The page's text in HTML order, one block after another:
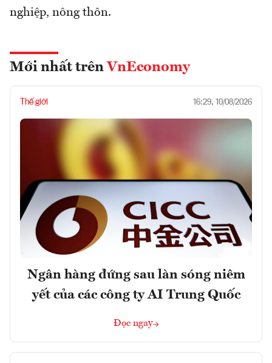
nghiệp, nông thôn.
Mới nhất trên VnEconomy
Thế giới 16:29, 10/08/2026
Ngân hàng đứng sau làn sóng niêm
yết của các công ty AI Trung Quốc
Đọc ngay